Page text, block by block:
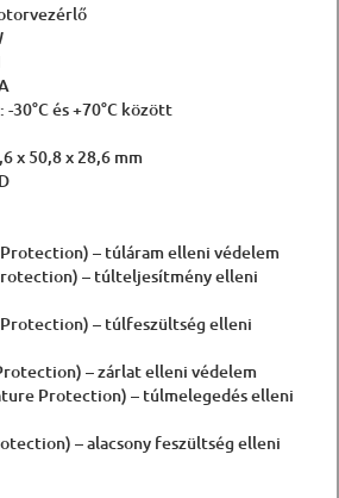
30°C és +70°C között
x 50,8 x 28,6 mm
– túláram elleni védelem
– túlteljesítmény elleni
– túlfeszültség elleni
– zárlat elleni védelem
Protection) – túlmelegedés elleni
– alacsony feszültség elleni